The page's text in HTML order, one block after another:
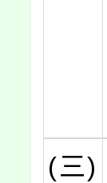
(三)